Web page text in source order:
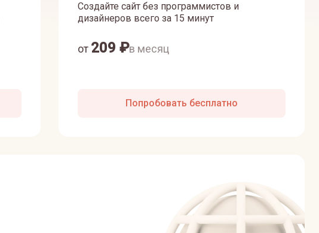
Создайте сайт без программистов и
дизайнеров всего за 15 минут
от 209 ₽в месяц
Попробовать бесплатно